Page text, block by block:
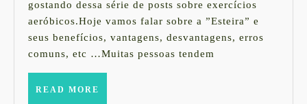
gostando dessa série de posts sobre exercícios
aeróbicos.Hoje vamos falar sobre a ”Esteira” e
seus benefícios, vantagens, desvantagens, erros
comuns, etc …Muitas pessoas tendem
READ MORE